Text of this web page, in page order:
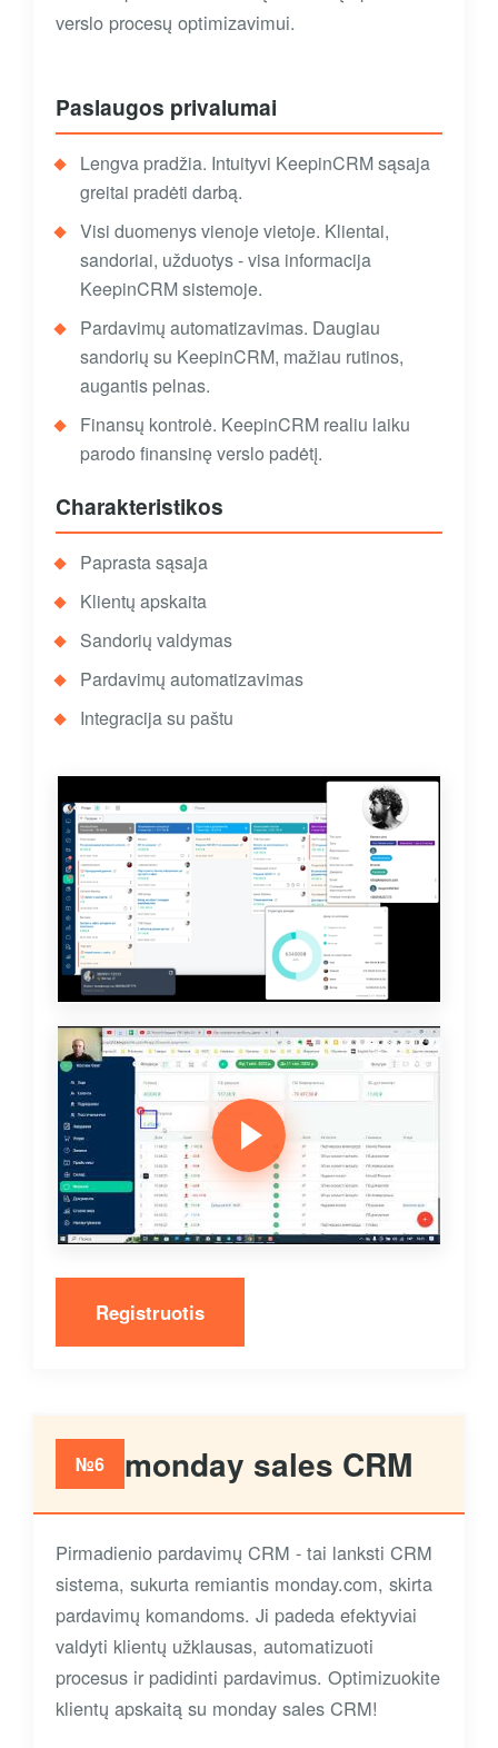
verslo procesų optimizavimui.
Paslaugos privalumai
Lengva pradžia. Intuityvi KeepinCRM sąsaja
greitai pradėti darbą.
Visi duomenys vienoje vietoje. Klientai,
sandoriai, užduotys - visa informacija
KeepinCRM sistemoje.
Pardavimų automatizavimas. Daugiau
sandorių su KeepinCRM, mažiau rutinos,
augantis pelnas.
Finansų kontrolė. KeepinCRM realiu laiku
parodo finansinę verslo padėtį.
Charakteristikos
Paprasta sąsaja
Klientų apskaita
Sandorių valdymas
Pardavimų automatizavimas
Integracija su paštu
Registruotis
№6 monday sales CRM
Pirmadienio pardavimų CRM - tai lanksti CRM
sistema, sukurta remiantis monday.com, skirta
pardavimų komandoms. Ji padeda efektyviai
valdyti klientų užklausas, automatizuoti
procesus ir padidinti pardavimus. Optimizuokite
klientų apskaitą su monday sales CRM!